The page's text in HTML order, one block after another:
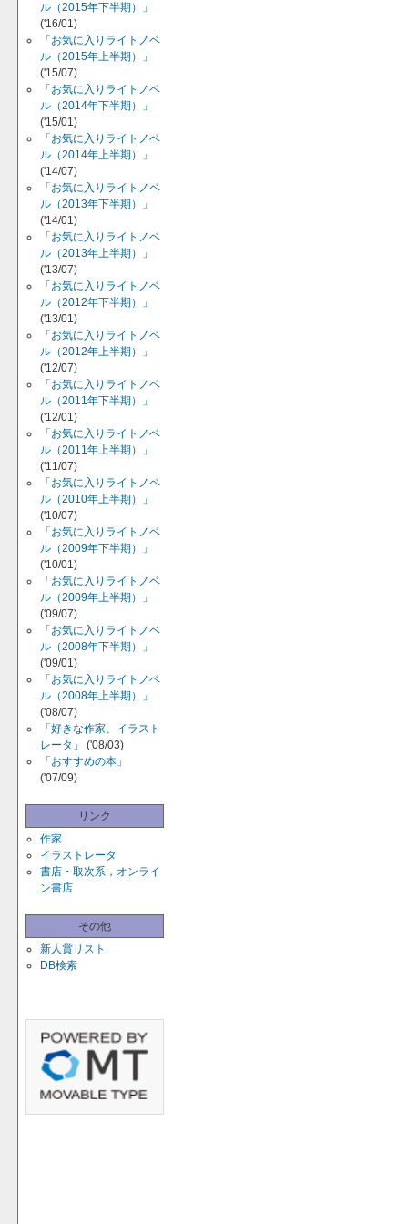
ル（2015年下半期）」
('16/01)
「お気に入りライトノベ
ル（2015年上半期）」
('15/07)
「お気に入りライトノベ
ル（2014年下半期）」
('15/01)
「お気に入りライトノベ
ル（2014年上半期）」
('14/07)
「お気に入りライトノベ
ル（2013年下半期）」
('14/01)
「お気に入りライトノベ
ル（2013年上半期）」
('13/07)
「お気に入りライトノベ
ル（2012年下半期）」
('13/01)
「お気に入りライトノベ
ル（2012年上半期）」
('12/07)
「お気に入りライトノベ
ル（2011年下半期）」
('12/01)
「お気に入りライトノベ
ル（2011年上半期）」
('11/07)
「お気に入りライトノベ
ル（2010年上半期）」
('10/07)
「お気に入りライトノベ
ル（2009年下半期）」
('10/01)
「お気に入りライトノベ
ル（2009年上半期）」
('09/07)
「お気に入りライトノベ
ル（2008年下半期）」
('09/01)
「お気に入りライトノベ
ル（2008年上半期）」
('08/07)
「好きな作家、イラスト
レータ」
('08/03)
「おすすめの本」
('07/09)
リンク
作家
イラストレータ
書店・取次系，オンライ
ン書店
その他
新人賞リスト
DB検索